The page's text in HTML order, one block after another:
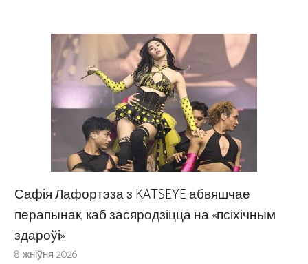
Сафія Лафортэза з KATSEYE абвяшчае
перапынак, каб засяродзіцца на «псіхічным
здароўі»
8 жніўня 2026